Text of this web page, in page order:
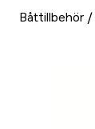
Båttillbehör/